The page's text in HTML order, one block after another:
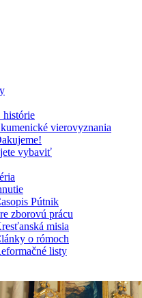
histórie
vierovyznania
vybaviť
Pútnik
zborovú prácu
misia
o rómoch
listy